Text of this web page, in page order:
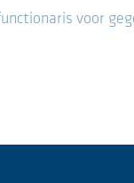
voor